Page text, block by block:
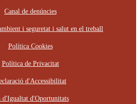
Canal de denúncies
i seguretat i salut en el treball
Política Cookies
Política de Privacitat
d'Accessibilitat
d'Igualtat d'Oportunitats